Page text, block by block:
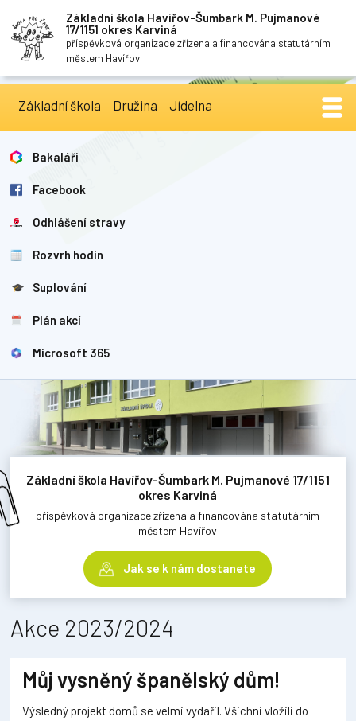
Základní škola Havířov-Šumbark M. Pujmanové
17/1151 okres Karviná
příspěvková organizace zřízena a financována statutárním
městem Havířov
Základní škola Družina Jídelna
Bakaláři
Facebook
Odhlášení stravy
Rozvrh hodin
Suplování
Plán akcí
Microsoft 365
Základní škola Havířov-Šumbark M. Pujmanové 17/1151
okres Karviná
příspěvková organizace zřízena a financována statutárním
městem Havířov
Jak se k nám dostanete
Akce 2023/2024
Můj vysněný španělský dům!
Výsledný projekt domů se velmi vydařil. Všichni vložili do